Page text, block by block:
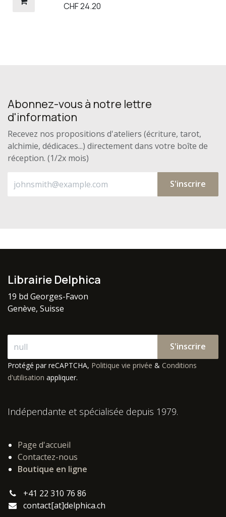
CHF24.20
Abonnez-vous à notre lettre
d'information
Recevez nos propositions d'ateliers (écriture, tarot,
alchimie, dédicaces...) directement dans votre boîte de
réception. (1/2x mois)
S'inscrire
Librairie Delphica
19 bd Georges-Favon
Genève, Suisse
S'inscrire
Protégé par reCAPTCHA, Politique vie privée & Conditions
d'utilisation appliquer.
Indépendante et spécialisée depuis 1979.
Page d'accueil
Contactez-nous
Boutique en ligne
+41 22 310 76 86
contact[at]delphica.ch